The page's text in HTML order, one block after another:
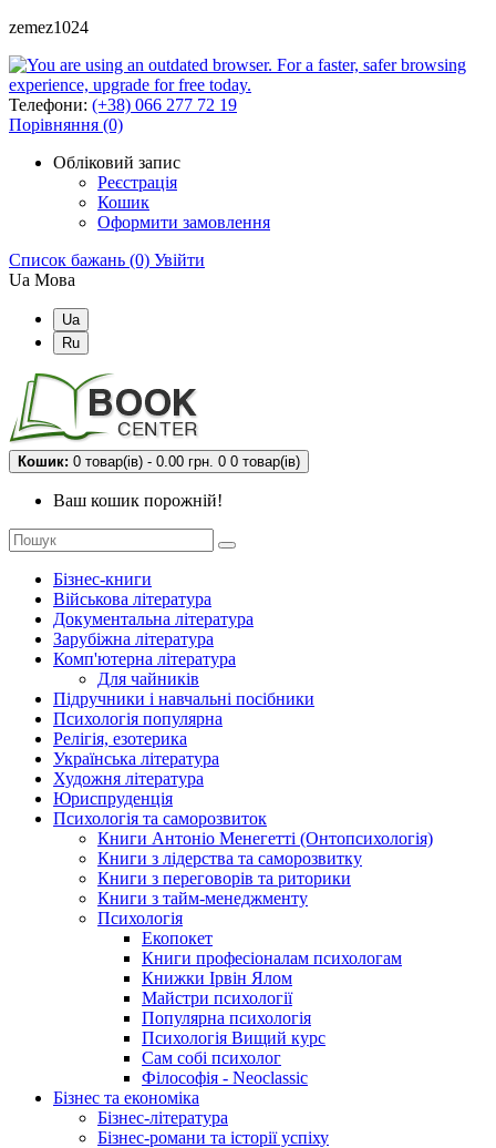
zemez1024
Телефони: (+38) 066 277 72 19
Порівняння (0)
Обліковий запис
Реєстрація
Кошик
Оформити замовлення
Список бажань (0) Увійти
Ua Мова
Ua
Ru
Кошик: 0 товар(ів) - 0.00 грн. 0 0 товар(ів)
Ваш кошик порожній!
Бізнес-книги
Військова література
Документальна література
Зарубіжна література
Комп'ютерна література
Для чайників
Підручники і навчальні посібники
Психологія популярна
Релігія, езотерика
Українська література
Художня література
Юриспруденція
Психологія та саморозвиток
Книги Антоніо Менегетті (Онтопсихологія)
Книги з лідерства та саморозвитку
Книги з переговорів та риторики
Книги з тайм-менеджменту
Психологія
Екопокет
Книги професіоналам психологам
Книжки Ірвін Ялом
Майстри психології
Популярна психологія
Психологія Вищий курс
Сам собі психолог
Філософія - Neoclassic
Бізнес та економіка
Бізнес-література
Бізнес-романи та історії успіху